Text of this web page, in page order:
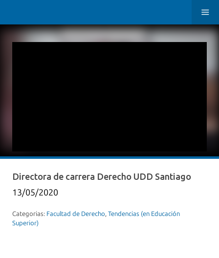
Directora de carrera Derecho UDD Santiago
13/05/2020
Categorias: Facultad de Derecho, Tendencias (en Educación
Superior)